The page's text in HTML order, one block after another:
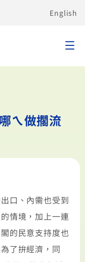
English
ㄟ做擱流
口、內需也受到
情境，加上一連
的民意支持度也
了拚經濟，同